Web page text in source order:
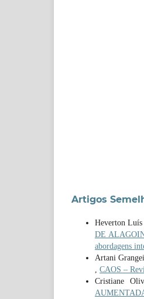
Artigos
Heverton
DE
abordagens
Artani
, CAOS –
Cristiane